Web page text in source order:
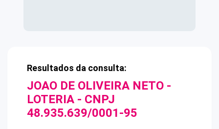
Resultados da consulta:
JOAO DE OLIVEIRA NETO -
LOTERIA - CNPJ
48.935.639/0001-95